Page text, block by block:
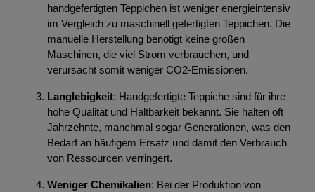
handgefertigten Teppichen ist weniger energieintensiv
im Vergleich zu maschinell gefertigten Teppichen. Die
manuelle Herstellung benötigt keine großen
Maschinen, die viel Strom verbrauchen, und
verursacht somit weniger CO2-Emissionen.
Langlebigkeit: Handgefertigte Teppiche sind für ihre
hohe Qualität und Haltbarkeit bekannt. Sie halten oft
Jahrzehnte, manchmal sogar Generationen, was den
Bedarf an häufigem Ersatz und damit den Verbrauch
von Ressourcen verringert.
Weniger Chemikalien: Bei der Produktion von